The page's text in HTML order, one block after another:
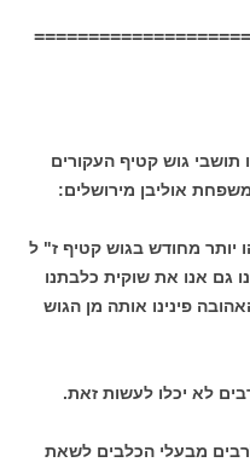
גוש קטיף העקורים
אוליבן מירושלים:
מחודש בגוש קטיף ז" ל
גם אנו את שוקית כלבתנו
פינינו אותה מן הגוש
לא יכלו לעשות זאת.
מבעלי הכלבים לשאת